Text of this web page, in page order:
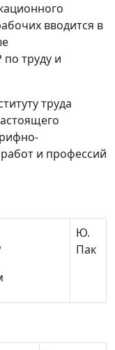
вводится в
труду и
труда
и профессий
Ю.
Пак